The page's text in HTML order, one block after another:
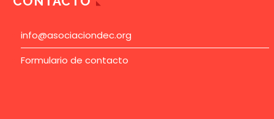
info@asociaciondec.org
Formulario de contacto